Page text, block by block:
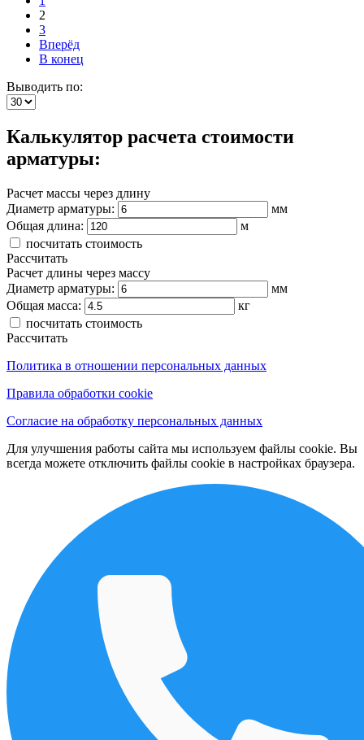
2
3
Вперёд
В конец
Выводить по:
Калькулятор расчета стоимости
арматуры:
Расчет массы через длину
Диаметр арматуры:
мм
Общая длина:
м
посчитать стоимость
Рассчитать
Расчет длины через массу
Диаметр арматуры:
мм
Общая масса:
кг
посчитать стоимость
Рассчитать
Политика в отношении персональных данных
Правила обработки cookie
Согласие на обработку персональных данных
Для улучшения работы сайта мы используем файлы cookie. Вы
всегда можете отключить файлы cookie в настройках браузера.